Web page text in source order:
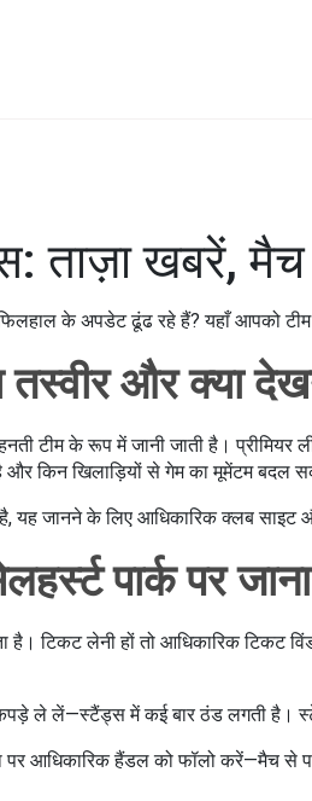
ताज़ा खबरें,
के अपडेट ढूंढ रहे हैं? यहाँ आपको
तस्वीर और क्या
टीम के रूप में जानी जाती है। प्रीमियर
और किन खिलाड़ियों से गेम का मूमेंटम
है, यह जानने के लिए आधिकारिक क्लब
पार्क पर जाना
है। टिकट लेनी हों तो आधिकारिक
ले लें—स्टैंड्स में कई बार ठंड लगती है।
आधिकारिक हैंडल को फॉलो करें—मैच से